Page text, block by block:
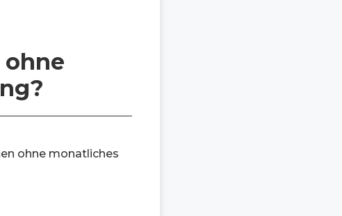
ohne monatliches